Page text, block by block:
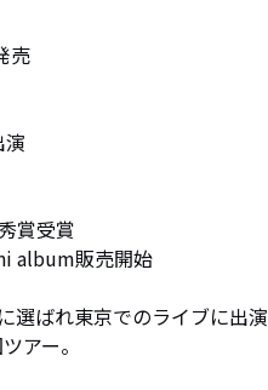
売
演
賞受賞
album販売開始
選ばれ東京でのライブに出演
アー。